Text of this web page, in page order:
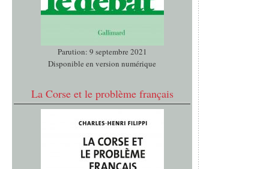
Parution: 9 septembre 2021
Disponible en version numérique
La Corse et le problème français